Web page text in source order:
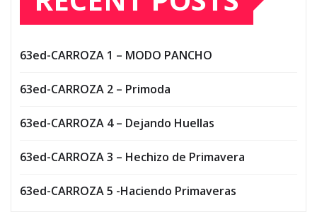
63ed-CARROZA 1 – MODO PANCHO
63ed-CARROZA 2 – Primoda
63ed-CARROZA 4 – Dejando Huellas
63ed-CARROZA 3 – Hechizo de Primavera
63ed-CARROZA 5 -Haciendo Primaveras